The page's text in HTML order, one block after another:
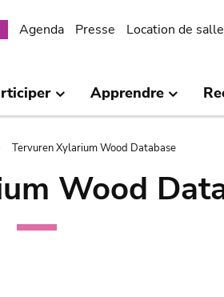
Agenda Presse Location de
Apprendre
Tervuren Xylarium Wood Database
Wood